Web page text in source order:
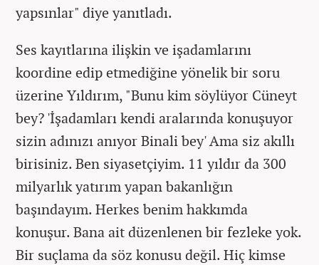
yapsınlar" diye yanıtladı.
Ses kayıtlarına ilişkin ve işadamlarını
koordine edip etmediğine yönelik bir soru
üzerine Yıldırım, "Bunu kim söylüyor Cüneyt
bey? 'İşadamları kendi aralarında konuşuyor
sizin adınızı anıyor Binali bey' Ama siz akıllı
birisiniz. Ben siyasetçiyim. 11 yıldır da 300
milyarlık yatırım yapan bakanlığın
başındayım. Herkes benim hakkımda
konuşur. Bana ait düzenlenen bir fezleke yok.
Bir suçlama da söz konusu değil. Hiç kimse